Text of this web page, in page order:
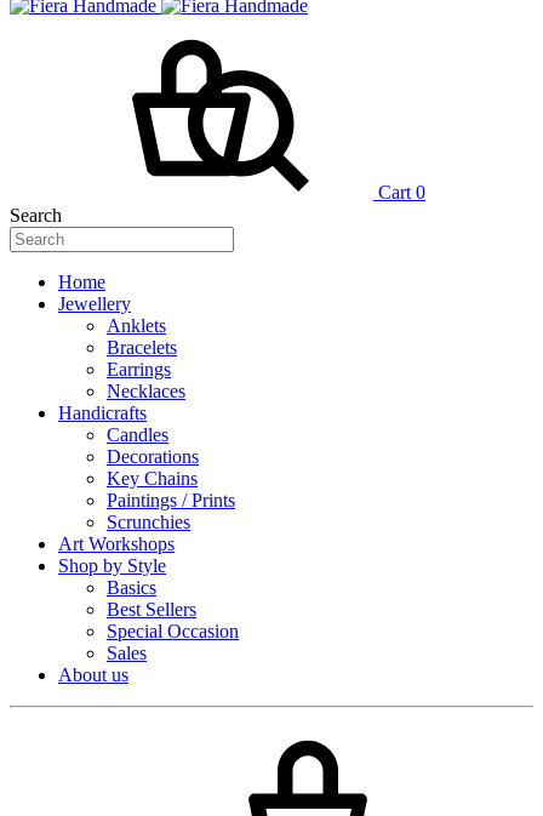
Cart 0
Search
Home
Jewellery
Anklets
Bracelets
Earrings
Necklaces
Handicrafts
Candles
Decorations
Key Chains
Paintings / Prints
Scrunchies
Art Workshops
Shop by Style
Basics
Best Sellers
Special Occasion
Sales
About us